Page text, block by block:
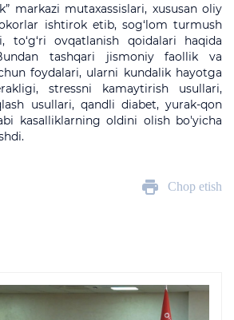
markazi mutaxassislari, xususan oliy
ishtirok etib, sog‘lom turmush
to‘g‘ri ovqatlanish qoidalari haqida
tashqari jismoniy faollik va
foydalari, ularni kundalik hayotga
stressni kamaytirish usullari,
usullari, qandli diabet, yurak-qon
kasalliklarning oldini olish bo'yicha
Chop etish